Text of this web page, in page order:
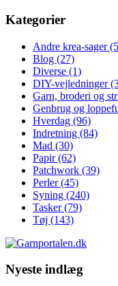
Kategorier
Andre krea-sager
Blog (27)
Diverse (1)
DIY-vejledninger
Garn, broderi og
Genbrug og
Hverdag (96)
Indretning (84)
Mad (30)
Papir(62)
Patchwork (39)
Perler(45)
Syning (240)
Tasker(79)
Tøj (143)
Nyeste indlæg